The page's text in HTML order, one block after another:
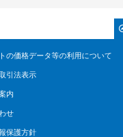
の価格データ等の利用について
引法表示
内
せ
保護方針